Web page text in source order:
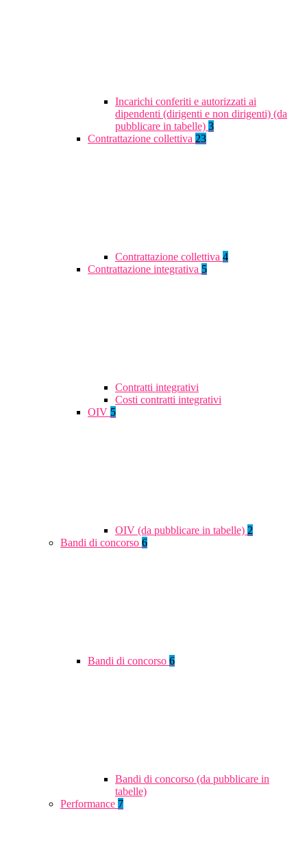
Incarichi conferiti e autorizzati ai
dipendenti (dirigenti e non dirigenti) (da
pubblicare in tabelle) 3
Contrattazione collettiva 23
Contrattazione collettiva 4
Contrattazione integrativa 5
Contratti integrativi
Costi contratti integrativi
OIV 5
OIV (da pubblicare in tabelle) 2
Bandi di concorso 6
Bandi di concorso 6
Bandi di concorso (da pubblicare in
tabelle)
Performance 7